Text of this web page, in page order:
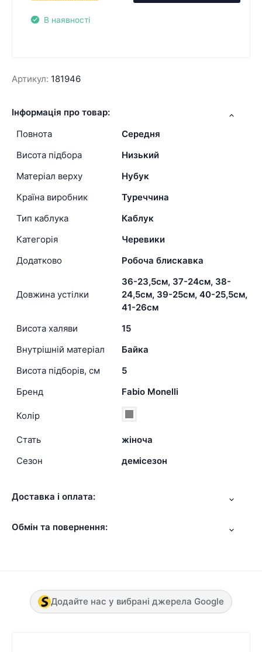
В наявності
Артикул: 181946
Інформація про товар:
Повнота
Середня
Висота підбора
Низький
Матеріал верху
Нубук
Країна виробник
Туреччина
Тип каблука
Каблук
Категорія
Черевики
Додатково
Робоча блискавка
Довжина устілки
36-23,5см, 37-24см, 38-
24,5см, 39-25см, 40-25,5см,
41-26см
Висота халяви
15
Внутрішній матеріал
Байка
Висота підборів, см
5
Бренд
Fabio Monelli
Колір
Стать
жіноча
Сезон
демісезон
Доставка і оплата:
Обмін та повернення:
Додайте нас у вибрані джерела Google